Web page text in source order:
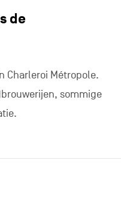
de
Charleroi Métropole.
sommige